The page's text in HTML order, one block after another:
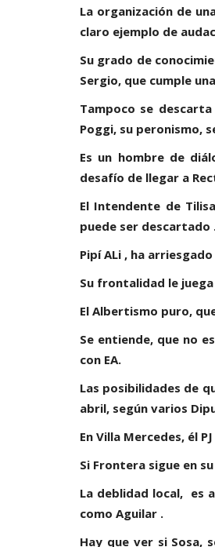
La organización de
claro ejemplo de
Su grado de
Sergio, que cumple
Tampoco se
Poggi, su peronismo,
Es un hombre de
desafío de llegar a
El Intendente de
puede ser descartado
Pipí ALi , ha
Su frontalidad le
El Albertismo puro,
Se entiende, que no
con EA.
Las posibilidades de
abril, según varios
En Villa Mercedes, él
Si Frontera sigue en
La deblidad local, es
como Aguilar .
Hay que ver si Sosa,